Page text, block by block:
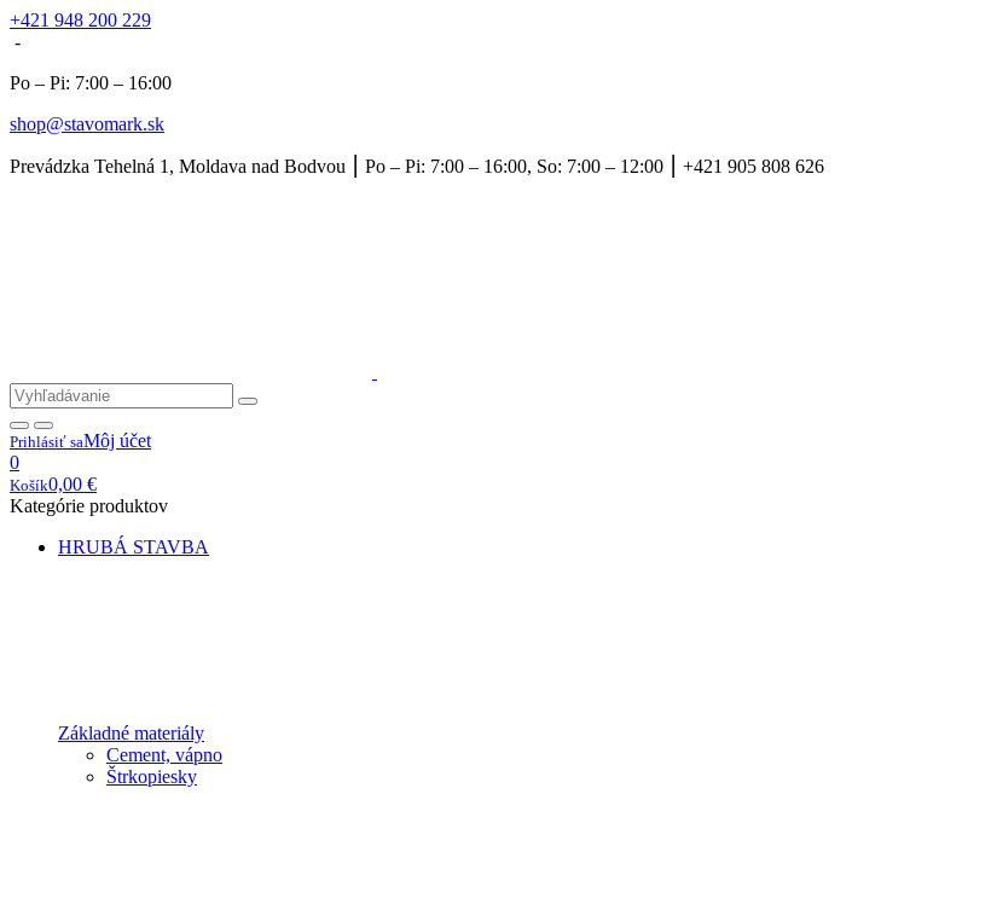
+421 948 200 229
-
Po – Pi: 7:00 – 16:00
shop@stavomark.sk
Prevádzka Tehelná 1, Moldava nad Bodvou ⎮ Po – Pi: 7:00 – 16:00, So: 7:00 – 12:00 ⎮ +421 905 808 626
Prihlásiť saMôj účet
0
Košík0,00 €
Kategórie produktov
HRUBÁ STAVBA
Základné materiály
Cement, vápno
Štrkopiesky